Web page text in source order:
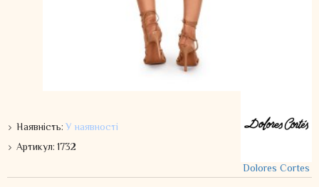
Наявність:У наявності
Артикул:1732
Dolores Cortes